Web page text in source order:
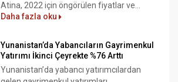
Atina, 2022 için öngörülen fiyatlar ve...
Daha fazla oku
Yunanistan’da Yabancıların Gayrimenkul
Yatırımı İkinci Çeyrekte %76 Arttı
Yunanistan’da yabancı yatırımcılardan